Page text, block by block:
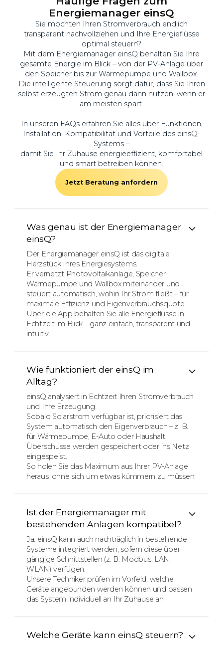
Energiemanager einsQ
Sie möchten Ihren Stromverbrauch endlich
transparent nachvollziehen und Ihre Energieflüsse
optimal steuern?
Mit dem Energiemanager einsQ behalten Sie Ihre
gesamte Energie im Blick – von der PV-Anlage über
den Speicher bis zur Wärmepumpe und Wallbox.
Die intelligente Steuerung sorgt dafür, dass Sie Ihren
selbst erzeugten Strom genau dann nutzen, wenn er
am meisten spart.
In unseren FAQs erfahren Sie alles über Funktionen,
Installation, Kompatibilität und Vorteile des einsQ-
Systems –
damit Sie Ihr Zuhause energieeffizient, komfortabel
und smart betreiben können.
Jetzt Beratung anfordern
Was genau ist der Energiemanager
einsQ?
Der Energiemanager einsQ ist das digitale
Herzstück Ihres Energiesystems.
Er vernetzt Photovoltaikanlage, Speicher,
Wärmepumpe und Wallbox miteinander und
steuert automatisch, wohin Ihr Strom fließt – für
maximale Effizienz und Eigenverbrauchsquote.
Über die App behalten Sie alle Energieflüsse in
Echtzeit im Blick – ganz einfach, transparent und
intuitiv.
Wie funktioniert der einsQ im
Alltag?
einsQ analysiert in Echtzeit Ihren Stromverbrauch
und Ihre Erzeugung.
Sobald Solarstrom verfügbar ist, priorisiert das
System automatisch den Eigenverbrauch – z. B.
für Wärmepumpe, E-Auto oder Haushalt.
Überschüsse werden gespeichert oder ins Netz
eingespeist.
So holen Sie das Maximum aus Ihrer PV-Anlage
heraus, ohne sich um etwas kümmern zu müssen.
Ist der Energiemanager mit
bestehenden Anlagen kompatibel?
Ja. einsQ kann auch nachträglich in bestehende
Systeme integriert werden, sofern diese über
gängige Schnittstellen (z. B. Modbus, LAN,
WLAN) verfügen.
Unsere Techniker prüfen im Vorfeld, welche
Geräte angebunden werden können und passen
das System individuell an Ihr Zuhause an.
Welche Geräte kann einsQ steuern?